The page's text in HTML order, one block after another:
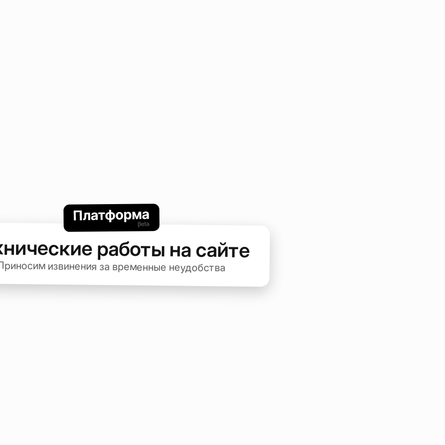
работы на сайте
извинения за временные неудобства